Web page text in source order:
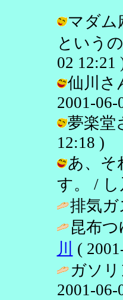
マダム
という
02 12:21
仙川さ
2001-06-
夢楽堂
12:18 )
あ、そ
す。 / し
排気
昆布
川
(
ガソ
2001-06-